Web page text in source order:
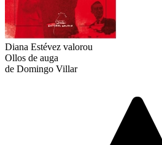
Diana Estévez valorou
Ollos de auga
de Domingo Villar